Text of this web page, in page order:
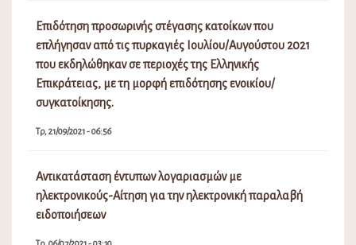
Επιδότηση προσωρινής στέγασης κατοίκων που
επλήγησαν από τις πυρκαγιές Ιουλίου/Αυγούστου 2021
που εκδηλώθηκαν σε περιοχές της Ελληνικής
Επικράτειας, με τη μορφή επιδότησης ενοικίου/
συγκατοίκησης.
Τρ, 21/09/2021 - 06:56
Αντικατάσταση έντυπων λογαριασμών με
ηλεκτρονικούς-Αίτηση για την ηλεκτρονική παραλαβή
ειδοποιήσεων